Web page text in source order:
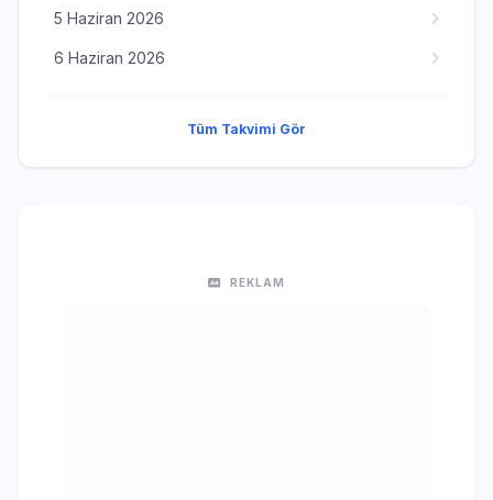
5 Haziran 2026
6 Haziran 2026
Tüm Takvimi Gör
REKLAM